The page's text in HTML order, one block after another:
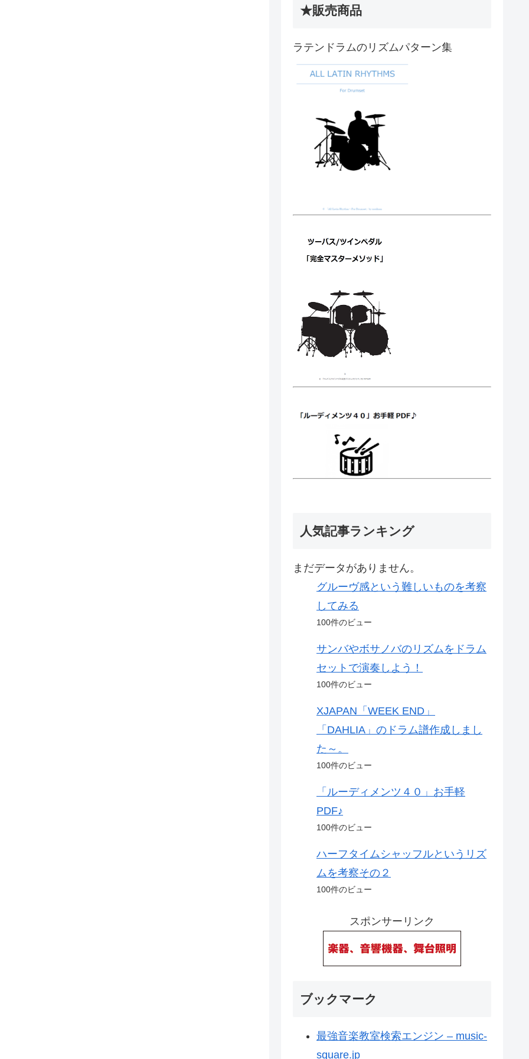
★販売商品
ラテンドラムのリズムパターン集
人気記事ランキング
まだデータがありません。
グルーヴ感という難しいものを考察
してみる
100件のビュー
サンバやボサノバのリズムをドラム
セットで演奏しよう！
100件のビュー
XJAPAN「WEEK END」
「DAHLIA」のドラム譜作成しまし
た～。
100件のビュー
「ルーディメンツ４０」お手軽
PDF♪
100件のビュー
ハーフタイムシャッフルというリズ
ムを考察その２
100件のビュー
スポンサーリンク
ブックマーク
最強音楽教室検索エンジン – music-
square.jp